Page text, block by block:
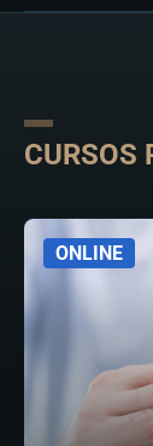
CURSOS
ONLINE